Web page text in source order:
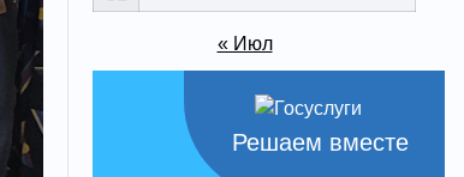
« Июл
Решаем вместе